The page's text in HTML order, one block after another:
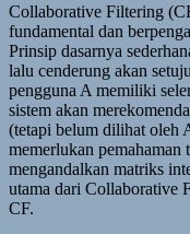
Collaborative Filtering
fundamental dan
Prinsip dasarnya
lalu cenderung akan
pengguna A memiliki
sistem akan
(tetapi belum dilihat oleh
memerlukan pemahaman
mengandalkan matriks
utama dari Collaborative
CF.